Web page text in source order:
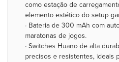
como estação de
elemento estético do setup
· Bateria de 300 mAh com
maratonas de jogos.
· Switches Huano de alta
precisos e resistentes, ideais